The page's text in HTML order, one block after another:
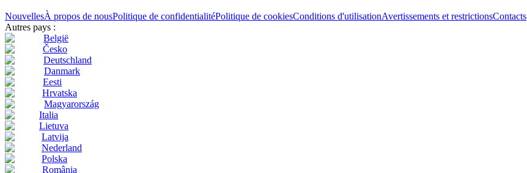
NouvellesÀ propos de nousPolitique de confidentialitéPolitique de cookiesConditions d'utilisationAvertissements et restrictionsContacts
Autres pays :
België
Česko
Deutschland
Danmark
Eesti
Hrvatska
Magyarország
Italia
Lietuva
Latvija
Nederland
Polska
România